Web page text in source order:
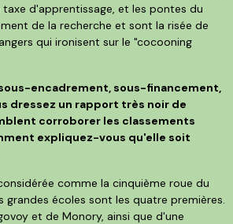
d'apprentissage, et les pontes du
de la recherche et sont la risée de
qui ironisent sur le "cocooning
encadrement, sous-financement,
dressez un rapport très noir de
corroborer les classements
expliquez-vous qu'elle soit
comme la cinquième roue du
grandes écoles sont les quatre premières.
et de Monory, ainsi que d'une